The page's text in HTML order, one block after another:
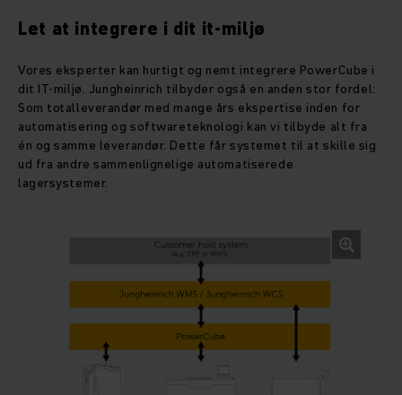
Let at integrere i dit it-miljø
Vores eksperter kan hurtigt og nemt integrere PowerCube i
dit IT-miljø. Jungheinrich tilbyder også en anden stor fordel:
Som totalleverandør med mange års ekspertise inden for
automatisering og softwareteknologi kan vi tilbyde alt fra
én og samme leverandør. Dette får systemet til at skille sig
ud fra andre sammenlignelige automatiserede
lagersystemer.